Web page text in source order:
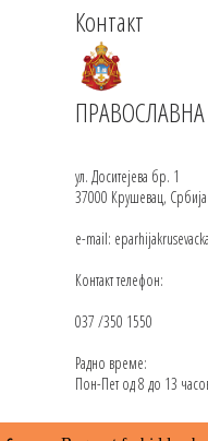
Контакт
ул. Доситејева бр. 1
37000 Крушевац, Србија
e-mail:
Контакт телефон:
037 /350 1550
Радно време:
Пон-Пет од 8 до 13